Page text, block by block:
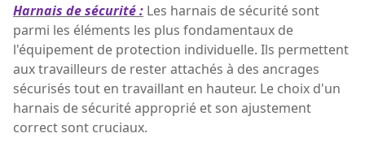
Harnais de sécurité : Les harnais de sécurité sont
parmi les éléments les plus fondamentaux de
l'équipement de protection individuelle. Ils permettent
aux travailleurs de rester attachés à des ancrages
sécurisés tout en travaillant en hauteur. Le choix d'un
harnais de sécurité approprié et son ajustement
correct sont cruciaux.